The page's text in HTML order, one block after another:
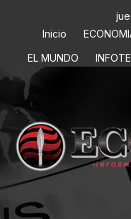
Inicio
EL MUNDO
INFORMACIÓN PARA